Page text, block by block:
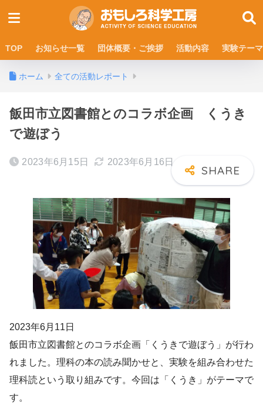
TOP お知らせ一覧 団体概要・ご挨拶 活動内容 実験テーマ
ホーム 全ての活動レポート
飯田市立図書館とのコラボ企画 くうき
で遊ぼう
2023年6月15日 2023年6月16日
2023年6月11日
飯田市立図書館とのコラボ企画「くうきで遊ぼう」が行わ
れました。理科の本の読み聞かせと、実験を組み合わせた
理科読という取り組みです。今回は「くうき」がテーマで
す。